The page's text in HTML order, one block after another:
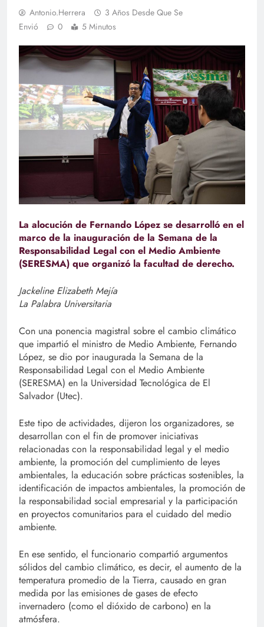
Antonio.herrera
3 Años Desde Que Se
Envió
0 5 Minutos
La alocución de Fernando López se desarrolló en el
marco de la inauguración de la Semana de la
Responsabilidad Legal con el Medio Ambiente
(SERESMA) que organizó la facultad de derecho.
Jackeline Elizabeth Mejía
La Palabra Universitaria
Con una ponencia magistral sobre el cambio climático
que impartió el ministro de Medio Ambiente, Fernando
López, se dio por inaugurada la Semana de la
Responsabilidad Legal con el Medio Ambiente
(SERESMA) en la Universidad Tecnológica de El
Salvador (Utec).
Este tipo de actividades, dijeron los organizadores, se
desarrollan con el fin de promover iniciativas
relacionadas con la responsabilidad legal y el medio
ambiente, la promoción del cumplimiento de leyes
ambientales, la educación sobre prácticas sostenibles, la
identificación de impactos ambientales, la promoción de
la responsabilidad social empresarial y la participación
en proyectos comunitarios para el cuidado del medio
ambiente.
En ese sentido, el funcionario compartió argumentos
sólidos del cambio climático, es decir, el aumento de la
temperatura promedio de la Tierra, causado en gran
medida por las emisiones de gases de efecto
invernadero (como el dióxido de carbono) en la
atmósfera.